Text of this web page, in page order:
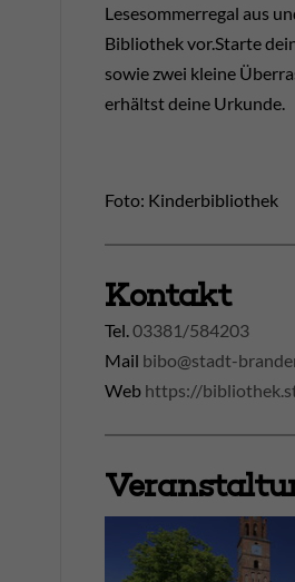
Lesesommerregal aus
Bibliothek vor.Starte
sowie zwei kleine
erhältst deine Urkunde.
Foto: Kinderbibliothek
Kontakt
Tel. 03381/584203
Mail bibo@stadt-
Web https://